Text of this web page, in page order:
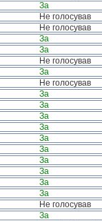
За
Не голосував
Не голосував
За
За
Не голосував
За
Не голосував
За
За
За
За
За
За
За
За
За
За
Не голосував
За